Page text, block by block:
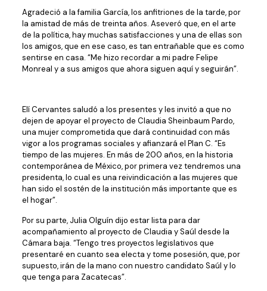
Agradeció a la familia García, los anfitriones de la tarde, por
la amistad de más de treinta años. Aseveró que, en el arte
de la política, hay muchas satisfacciones y una de ellas son
los amigos, que en ese caso, es tan entrañable que es como
sentirse en casa. “Me hizo recordar a mi padre Felipe
Monreal y a sus amigos que ahora siguen aquí y seguirán”.
Elí Cervantes saludó a los presentes y les invitó a que no
dejen de apoyar el proyecto de Claudia Sheinbaum Pardo,
una mujer comprometida que dará continuidad con más
vigor a los programas sociales y afianzará el Plan C. “Es
tiempo de las mujeres. En más de 200 años, en la historia
contemporánea de México, por primera vez tendremos una
presidenta, lo cual es una reivindicación a las mujeres que
han sido el sostén de la institución más importante que es
el hogar”.
Por su parte, Julia Olguín dijo estar lista para dar
acompañamiento al proyecto de Claudia y Saúl desde la
Cámara baja. “Tengo tres proyectos legislativos que
presentaré en cuanto sea electa y tome posesión, que, por
supuesto, irán de la mano con nuestro candidato Saúl y lo
que tenga para Zacatecas”.